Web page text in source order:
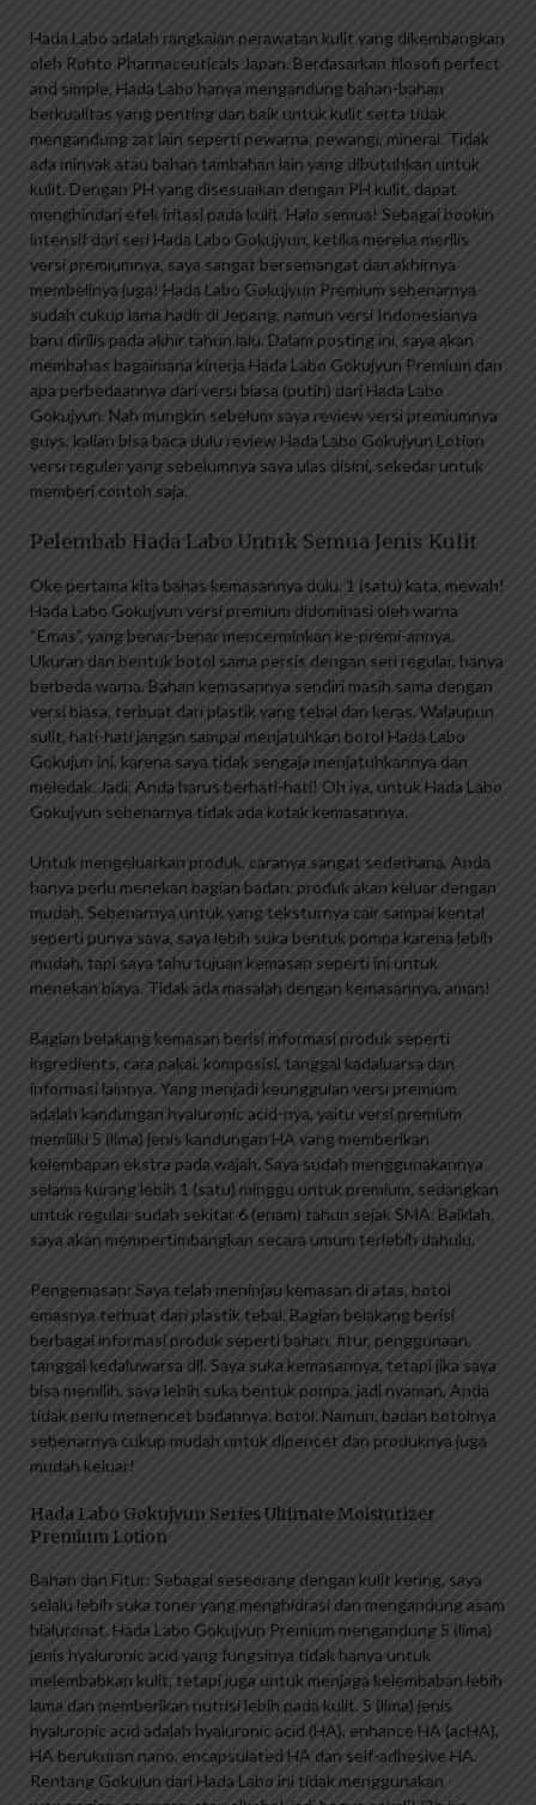
Hada Labo adalah rangkaian perawatan kulit yang dikembangkan
oleh Rohto Pharmaceuticals Japan. Berdasarkan filosofi perfect
and simple, Hada Labo hanya mengandung bahan-bahan
berkualitas yang penting dan baik untuk kulit serta tidak
mengandung zat lain seperti pewarna, pewangi, mineral. Tidak
ada minyak atau bahan tambahan lain yang dibutuhkan untuk
kulit. Dengan PH yang disesuaikan dengan PH kulit, dapat
menghindari efek iritasi pada kulit. Halo semua! Sebagai bookin
intensif dari seri Hada Labo Gokujyun, ketika mereka merilis
versi premiumnya, saya sangat bersemangat dan akhirnya
membelinya juga! Hada Labo Gokujyun Premium sebenarnya
sudah cukup lama hadir di Jepang, namun versi Indonesianya
baru dirilis pada akhir tahun lalu. Dalam posting ini, saya akan
membahas bagaimana kinerja Hada Labo Gokujyun Premium dan
apa perbedaannya dari versi biasa (putih) dari Hada Labo
Gokujyun. Nah mungkin sebelum saya review versi premiumnya
guys, kalian bisa baca dulu review Hada Labo Gokujyun Lotion
versi reguler yang sebelumnya saya ulas disini, sekedar untuk
memberi contoh saja.
Pelembab Hada Labo Untuk Semua Jenis Kulit
Oke pertama kita bahas kemasannya dulu. 1 (satu) kata, mewah!
Hada Labo Gokujyun versi premium didominasi oleh warna
“Emas”, yang benar-benar mencerminkan ke-premi-annya.
Ukuran dan bentuk botol sama persis dengan seri regular, hanya
berbeda warna. Bahan kemasannya sendiri masih sama dengan
versi biasa, terbuat dari plastik yang tebal dan keras. Walaupun
sulit, hati-hati jangan sampai menjatuhkan botol Hada Labo
Gokujun ini, karena saya tidak sengaja menjatuhkannya dan
meledak. Jadi, Anda harus berhati-hati! Oh iya, untuk Hada Labo
Gokujyun sebenarnya tidak ada kotak kemasannya.
Untuk mengeluarkan produk, caranya sangat sederhana, Anda
hanya perlu menekan bagian badan, produk akan keluar dengan
mudah. Sebenarnya untuk yang teksturnya cair sampai kental
seperti punya saya, saya lebih suka bentuk pompa karena lebih
mudah, tapi saya tahu tujuan kemasan seperti ini untuk
menekan biaya. Tidak ada masalah dengan kemasannya, aman!
Bagian belakang kemasan berisi informasi produk seperti
ingredients, cara pakai, komposisi, tanggal kadaluarsa dan
informasi lainnya. Yang menjadi keunggulan versi premium
adalah kandungan hyaluronic acid-nya, yaitu versi premium
memiliki 5 (lima) jenis kandungan HA yang memberikan
kelembapan ekstra pada wajah. Saya sudah menggunakannya
selama kurang lebih 1 (satu) minggu untuk premium, sedangkan
untuk regular sudah sekitar 6 (enam) tahun sejak SMA. Baiklah,
saya akan mempertimbangkan secara umum terlebih dahulu.
Pengemasan: Saya telah meninjau kemasan di atas, botol
emasnya terbuat dari plastik tebal. Bagian belakang berisi
berbagai informasi produk seperti bahan, fitur, penggunaan,
tanggal kedaluwarsa dll. Saya suka kemasannya, tetapi jika saya
bisa memilih, saya lebih suka bentuk pompa, jadi nyaman, Anda
tidak perlu memencet badannya. botol. Namun, badan botolnya
sebenarnya cukup mudah untuk dipencet dan produknya juga
mudah keluar!
Hada Labo Gokujyun Series Ultimate Moisturizer
Premium Lotion
Bahan dan Fitur: Sebagai seseorang dengan kulit kering, saya
selalu lebih suka toner yang menghidrasi dan mengandung asam
hialuronat. Hada Labo Gokujyun Premium mengandung 5 (lima)
jenis hyaluronic acid yang fungsinya tidak hanya untuk
melembabkan kulit, tetapi juga untuk menjaga kelembaban lebih
lama dan memberikan nutrisi lebih pada kulit. 5 (lima) jenis
hyaluronic acid adalah hyaluronic acid (HA), enhance HA (acHA),
HA berukuran nano, encapsulated HA dan self-adhesive HA.
Rentang Gokujun dari Hada Labo ini tidak menggunakan